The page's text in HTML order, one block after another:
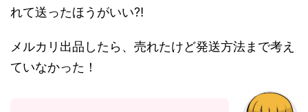
れて送ったほうがいい⁈
メルカリ出品したら、売れたけど発送方法まで考え
ていなかった！